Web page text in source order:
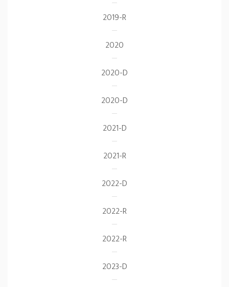
2019-R
2020
2020-D
2020-D
2021-D
2021-R
2022-D
2022-R
2022-R
2023-D